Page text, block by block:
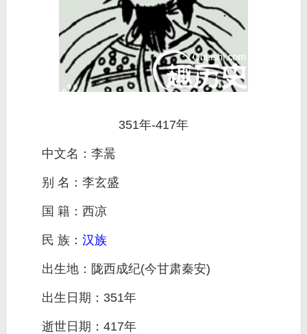
351年-417年
中文名：李暠
别 名：李玄盛
国 籍：西凉
民 族： 汉族
出生地：陇西成纪(今甘肃秦安)
出生日期：351年
逝世日期：417年